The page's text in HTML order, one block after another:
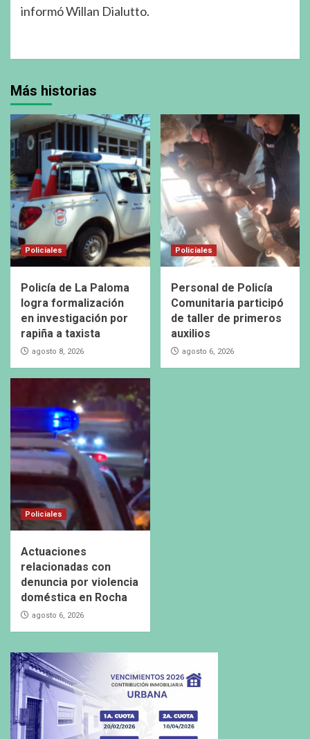
informó Willan Dialutto.
Más historias
Policiales
Policía de La Paloma
logra formalización
en investigación por
rapiña a taxista
agosto 8, 2026
Policiales
Personal de Policía
Comunitaria participó
de taller de primeros
auxilios
agosto 6, 2026
Policiales
Actuaciones
relacionadas con
denuncia por violencia
doméstica en Rocha
agosto 6, 2026